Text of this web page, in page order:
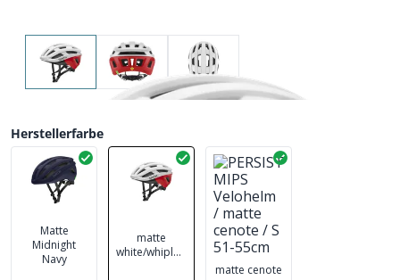
Herstellerfarbe
Matte
Midnight
Navy
matte
white/whiplash
matte cenote